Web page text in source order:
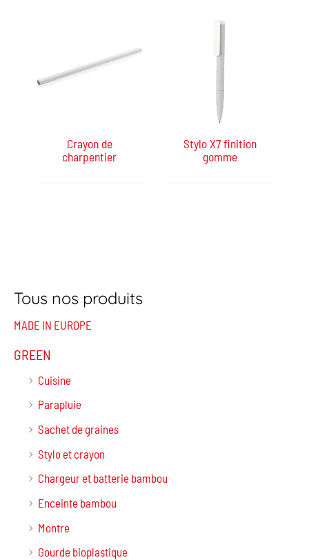
Tous nos produits
MADE IN EUROPE
GREEN
Cuisine
Parapluie
Sachet de graines
Stylo et crayon
Chargeur et batterie bambou
Enceinte bambou
Montre
Gourde bioplastique
Crayon de
charpentier
Stylo X7 finition
gomme